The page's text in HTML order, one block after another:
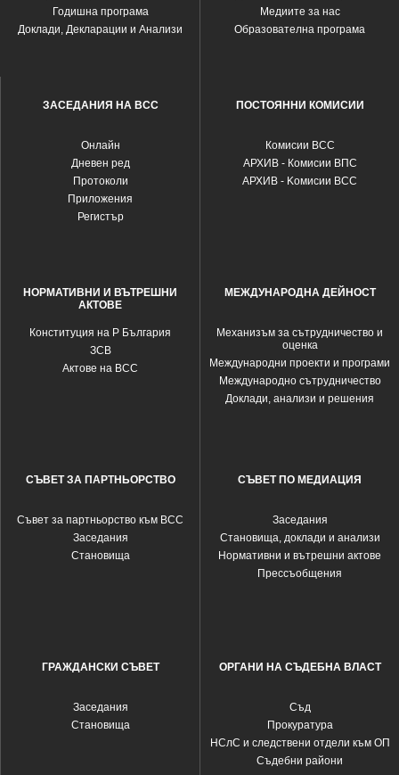
Годишна програма
Доклади, Декларации и Анализи
Медиите за нас
Образователна програма
ЗАСЕДАНИЯ НА ВСС
Oнлайн
Дневен ред
Протоколи
Приложения
Регистър
ПОСТОЯННИ КОМИСИИ
Комисии ВСС
АРХИВ - Комисии ВПС
АРХИВ - Kомисии ВСС
НОРМАТИВНИ И ВЪТРЕШНИ
АКТОВЕ
Конституция на Р България
ЗСВ
Актове на ВСС
МЕЖДУНАРОДНА ДЕЙНОСТ
Механизъм за сътрудничество и
оценка
Международни проекти и програми
Международно сътрудничество
Доклади, анализи и решения
СЪВЕТ ЗА ПАРТНЬОРСТВО
Съвет за партньорство към ВСС
Заседания
Становища
СЪВЕТ ПО МЕДИАЦИЯ
Заседания
Становища, доклади и анализи
Нормативни и вътрешни актове
Прессъобщения
ГРАЖДАНСКИ СЪВЕТ
Заседания
Становища
ОРГАНИ НА СЪДЕБНА ВЛАСТ
Съд
Прокуратура
НСлС и следствени отдели към ОП
Съдебни райони